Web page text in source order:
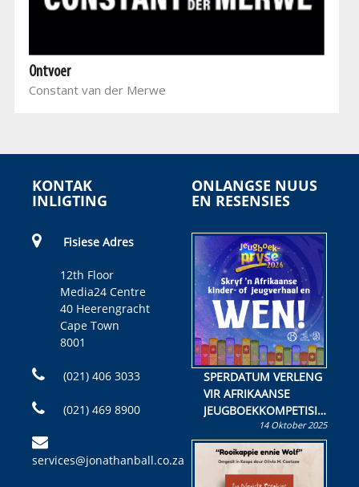
Ontvoer
Constant van der Merwe
KONTAK
INLIGTING
Fisiese Adres
12th Floor
Media24 Centre
40 Heerengracht
Cape Town
8001
(021) 406 3033
(021) 469 8900
services@jonathanball.co.za
ONLANGSE NUUS
EN RESENSIES
SPERDATUM VERLENG
VIR AFRIKAANSE
JEUGBOEKKOMPETISIE
Skryf ’n jeugboek of
kinderboek en staan ’n
kans om R50 000 te
wen!
14 Oktober 2025